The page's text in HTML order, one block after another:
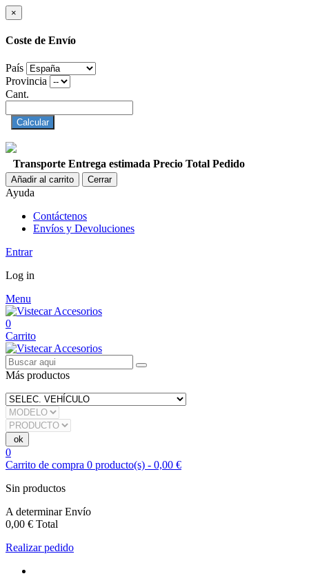
×
Coste de Envío
País
Provincia
Cant.
Calcular
Transporte Entrega estimada Precio Total Pedido
Añadir al carrito Cerrar
Ayuda
Contáctenos
Envíos y Devoluciones
Entrar
Log in
Menu
0
Carrito
Más productos
0
Carrito de compra 0 producto(s) - 0,00 €
Sin productos
A determinarEnvío
0,00 € Total
Realizar pedido